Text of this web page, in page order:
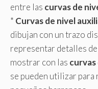
entre las curvas de
* Curvas de nivel
dibujan con un trazo
representar detalles
mostrar con las curvas
se pueden utilizar